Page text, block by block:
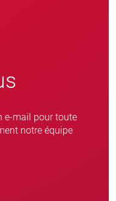
e-mail pour toute
notre équipe